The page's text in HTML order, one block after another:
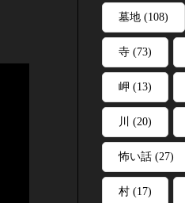
墓地 (108)
寺 (73)
岬 (13)
川 (20)
怖い話 (27)
村 (17)